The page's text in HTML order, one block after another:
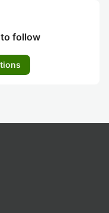
follow